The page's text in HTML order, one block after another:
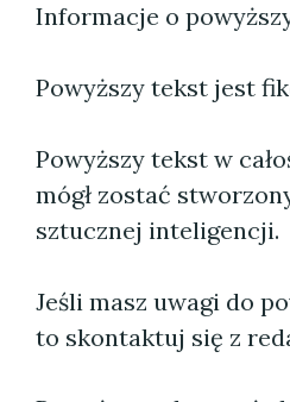
Informacje o
Powyższy tekst jest
Powyższy tekst w
mógł zostać
sztucznej inteligencji.
Jeśli masz uwagi do
to skontaktuj się z